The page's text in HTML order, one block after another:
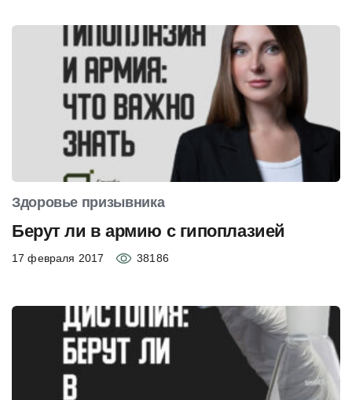
Здоровье призывника
Берут ли в армию с гипоплазией
17 февраля 2017 38186